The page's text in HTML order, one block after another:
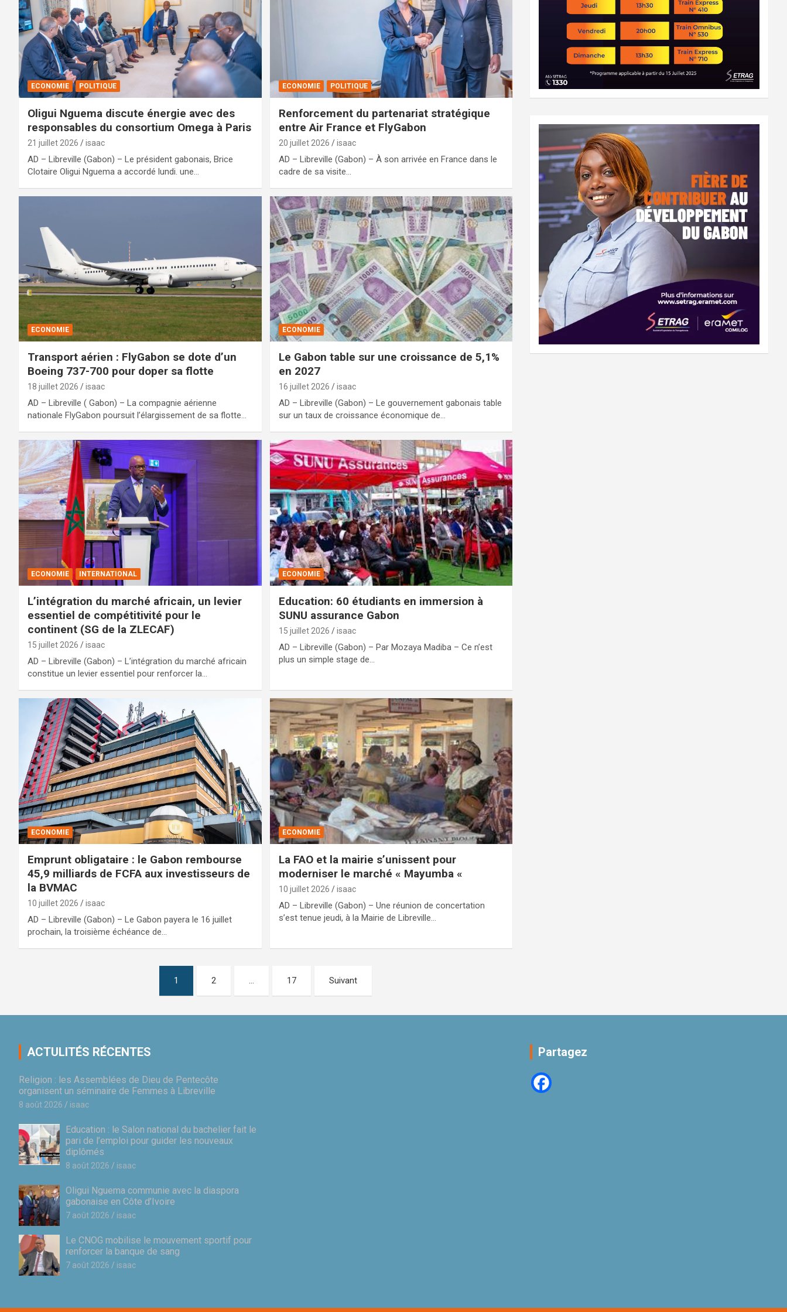
ECONOMIE POLITIQUE
Oligui Nguema discute énergie avec des
responsables du consortium Omega à Paris
21 juillet 2026 isaac
AD – Libreville (Gabon) – Le président gabonais, Brice
Clotaire Oligui Nguema a accordé lundi. une…
ECONOMIE POLITIQUE
Renforcement du partenariat stratégique
entre Air France et FlyGabon
20 juillet 2026 isaac
AD – Libreville (Gabon) – À son arrivée en France dans le
cadre de sa visite…
ECONOMIE
Transport aérien : FlyGabon se dote d’un
Boeing 737-700 pour doper sa flotte
18 juillet 2026 isaac
AD – Libreville ( Gabon) – La compagnie aérienne
nationale FlyGabon poursuit l’élargissement de sa flotte…
ECONOMIE
Le Gabon table sur une croissance de 5,1%
en 2027
16 juillet 2026 isaac
AD – Libreville (Gabon) – Le gouvernement gabonais table
sur un taux de croissance économique de…
ECONOMIE INTERNATIONAL
L’intégration du marché africain, un levier
essentiel de compétitivité pour le
continent (SG de la ZLECAF)
15 juillet 2026 isaac
AD – Libreville (Gabon) – L’intégration du marché africain
constitue un levier essentiel pour renforcer la…
ECONOMIE
Education: 60 étudiants en immersion à
SUNU assurance Gabon
15 juillet 2026 isaac
AD – Libreville (Gabon) – Par Mozaya Madiba – Ce n’est
plus un simple stage de…
ECONOMIE
Emprunt obligataire : le Gabon rembourse
45,9 milliards de FCFA aux investisseurs de
la BVMAC
10 juillet 2026 isaac
AD – Libreville (Gabon) – Le Gabon payera le 16 juillet
prochain, la troisième échéance de…
ECONOMIE
La FAO et la mairie s’unissent pour
moderniser le marché « Mayumba «
10 juillet 2026 isaac
AD – Libreville (Gabon) – Une réunion de concertation
s’est tenue jeudi, à la Mairie de Libreville…
1 2 … 17 Suivant
ACTULITÉS RÉCENTES
Religion : les Assemblées de Dieu de Pentecôte
organisent un séminaire de Femmes à Libreville
8 août 2026 isaac
Education : le Salon national du bachelier fait le
pari de l’emploi pour guider les nouveaux
diplômés
8 août 2026 isaac
Oligui Nguema communie avec la diaspora
gabonaise en Côte d’Ivoire
7 août 2026 isaac
Le CNOG mobilise le mouvement sportif pour
renforcer la banque de sang
7 août 2026 isaac
Partagez